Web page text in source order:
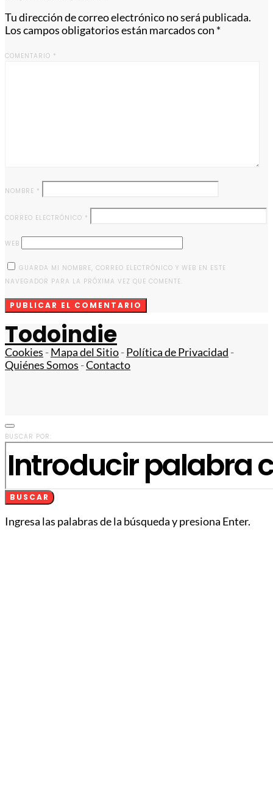
Tu dirección de correo electrónico no será publicada.
Los campos obligatorios están marcados con *
COMENTARIO *
NOMBRE *
CORREO ELECTRÓNICO *
WEB
GUARDA MI NOMBRE, CORREO ELECTRÓNICO Y WEB EN ESTE
NAVEGADOR PARA LA PRÓXIMA VEZ QUE COMENTE.
Todoindie
Cookies -Mapa del Sitio-Política de Privacidad -
Quiénes Somos -Contacto
BUSCAR POR:
BUSCAR
Ingresa las palabras de la búsqueda y presiona Enter.